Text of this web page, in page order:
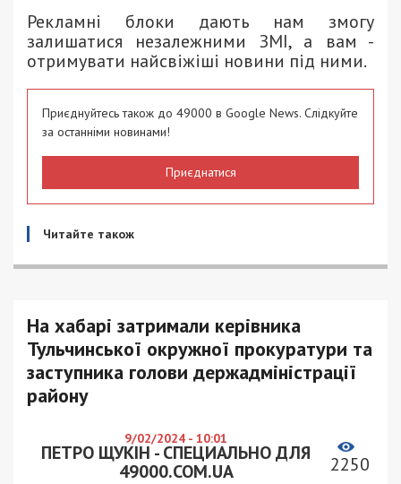
Рекламні блоки дають нам змогу
залишатися незалежними ЗМІ, а вам -
отримувати найсвіжіші новини під ними.
Приєднуйтесь також до 49000 в Google News. Слідкуйте
за останніми новинами!
Приєднатися
Читайте також
На хабарі затримали керівника
Тульчинської окружної прокуратури та
заступника голови держадміністрації
району
9/02/2024 - 10:01
ПЕТРО ЩУКІН - СПЕЦИАЛЬНО ДЛЯ
49000.COM.UA
2250